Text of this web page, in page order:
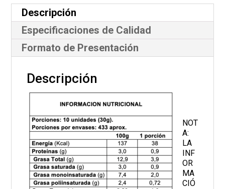
Descripción
Especificaciones de Calidad
Formato de Presentación
Descripción
NOT
A:
LA
INF
OR
MA
CIÓ